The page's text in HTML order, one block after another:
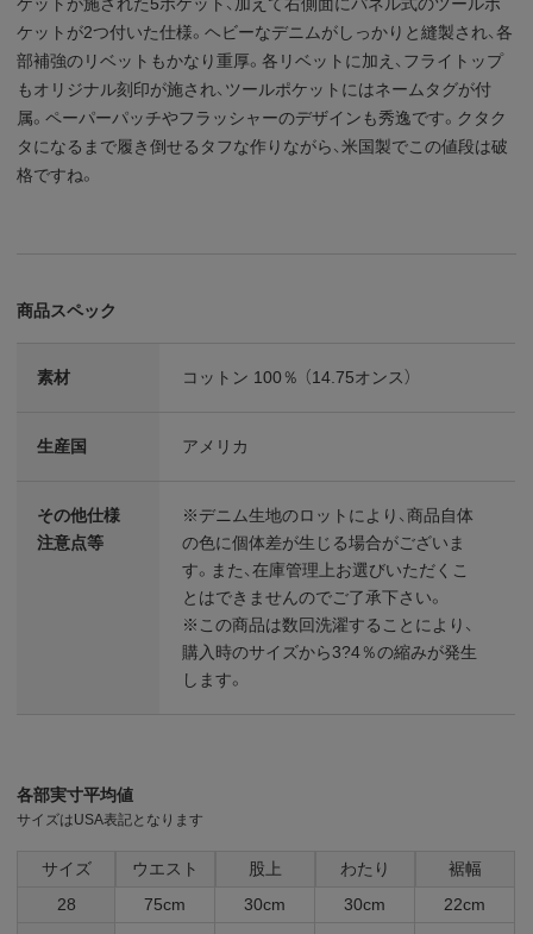
ケットが2つ付いた仕様。ヘビーなデニムがしっかりと縫製され、各
部補強のリベットもかなり重厚。各リベットに加え、フライトップ
もオリジナル刻印が施され、ツールポケットにはネームタグが付
属。ペーパーパッチやフラッシャーのデザインも秀逸です。クタク
タになるまで履き倒せるタフな作りながら、米国製でこの値段は破
格ですね。
商品スペック
素材 コットン 100％ （14.75オンス）
生産国 アメリカ
その他仕様
注意点等
※デニム生地のロットにより、商品自体
の色に個体差が生じる場合がございま
す。また、在庫管理上お選びいただくこ
とはできませんのでご了承下さい。
※この商品は数回洗濯することにより、
購入時のサイズから3?4％の縮みが発生
します。
各部実寸平均値
サイズはUSA表記となります
サイズ ウエスト 股上 わたり
裾幅
28
75cm 30cm 30cm
22cm